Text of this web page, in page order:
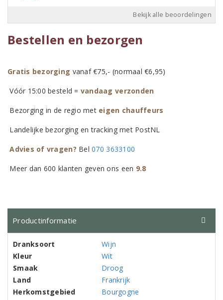
Bekijk alle beoordelingen
Bestellen en bezorgen
Gratis bezorging vanaf €75,- (normaal €6,95)
Vóór 15:00 besteld = vandaag verzonden
Bezorging in de regio met eigen chauffeurs
Landelijke bezorging en tracking met PostNL
Advies of vragen? Bel070 3633100
Meer dan 600 klanten geven ons een 9.8
Productinformatie
Dranksoort
Wijn
Kleur
Wit
Smaak
Droog
Land
Frankrijk
Herkomstgebied
Bourgogne